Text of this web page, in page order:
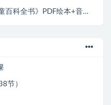
12册英语科普绘本《大英儿童百科全书》PDF绘本+音频MP3
节）